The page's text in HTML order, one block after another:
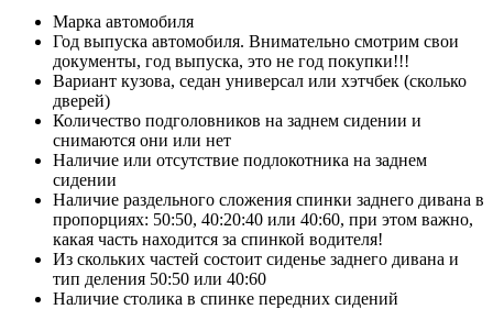
Марка автомобиля
Год выпуска автомобиля. Внимательно смотрим свои
документы, год выпуска, это не год покупки!!!
Вариант кузова, седан универсал или хэтчбек (сколько
дверей)
Количество подголовников на заднем сидении и
снимаются они или нет
Наличие или отсутствие подлокотника на заднем
сидении
Наличие раздельного сложения спинки заднего дивана в
пропорциях: 50:50, 40:20:40 или 40:60, при этом важно,
какая часть находится за спинкой водителя!
Из скольких частей состоит сиденье заднего дивана и
тип деления 50:50 или 40:60
Наличие столика в спинке передних сидений